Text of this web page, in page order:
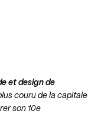
et design de
couru de la capitale
son 10e